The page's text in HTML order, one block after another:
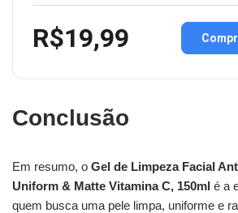
R$19,99
Conclusão
Em resumo, o Gel de Limpeza Facial
Uniform & Matte Vitamina C, 150ml é a
quem busca uma pele limpa, uniforme e